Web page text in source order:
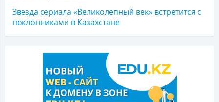
Звезда сериала «Великолепный век» встретится с
поклонниками в Казахстане